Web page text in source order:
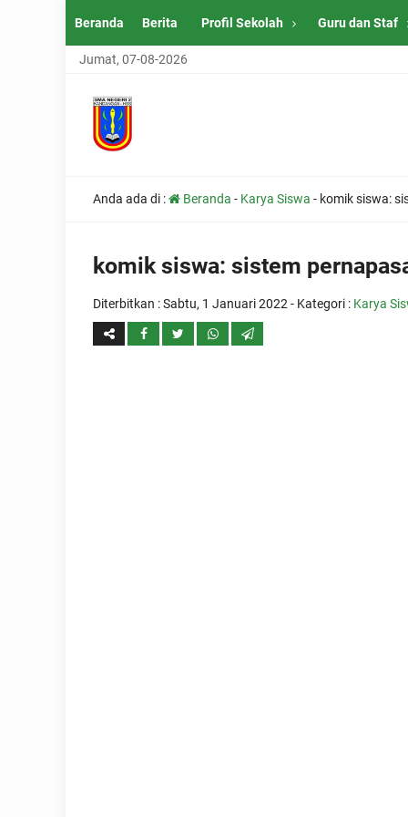
Beranda Berita Profil Sekolah Guru dan Staf
Jumat, 07-08-2026
Anda ada di : Beranda - Karya Siswa - komik siswa:
komik siswa: sistem
Diterbitkan :Sabtu, 1 Januari 2022 - Kategori : Karya